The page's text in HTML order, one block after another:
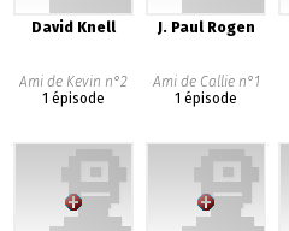
David Knell
Ami de Kevin n°2
1 épisode
J. Paul Rogen
Ami de Callie n°1
1 épisode